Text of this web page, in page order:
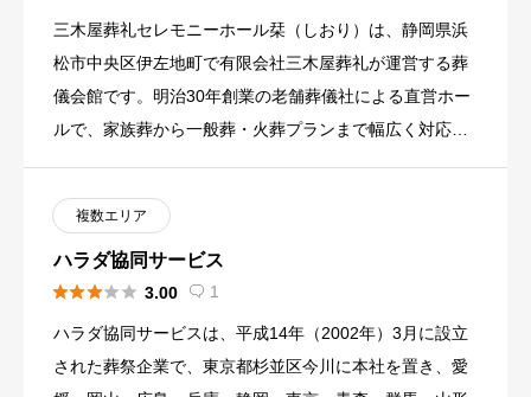
三木屋葬礼セレモニーホール栞（しおり）は、静岡県浜
松市中央区伊左地町で有限会社三木屋葬礼が運営する葬
儀会館です。明治30年創業の老舗葬儀社による直営ホー
ルで、家族葬から一般葬・火葬プランまで幅広く対応
複数エリア
ハラダ協同サービス
 3.00  1
ハラダ協同サービスは、平成14年（2002年）3月に設立
された葬祭企業で、東京都杉並区今川に本社を置き、愛